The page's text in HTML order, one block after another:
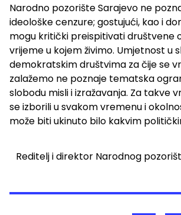
Narodno pozorište Sarajevo ne
ideološke cenzure; gostujući, kao i
mogu kritički preispitivati društvene
vrijeme u kojem živimo. Umjetnost u
demokratskim društvima za čije se
zalažemo ne poznaje tematska
slobodu misli i izražavanja. Za takve
se izborili u svakom vremenu i
može biti ukinuto bilo kakvim
Reditelj i direktor Narodnog